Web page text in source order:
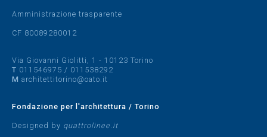
Amministrazione trasparente
CF 80089280012
Via Giovanni Giolitti, 1 - 10123 Torino
T 011546975 / 011538292
M architettitorino@oato.it
Fondazione per l'architettura / Torino
Designed by quattrolinee.it